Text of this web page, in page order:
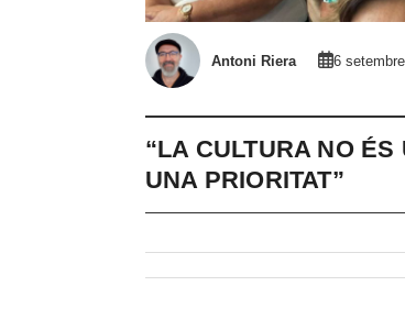
Antoni Riera 6
“LA CULTURA NO
UNA PRIORITAT”